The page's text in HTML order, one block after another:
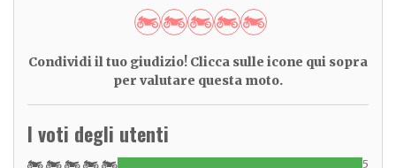
Condividi il tuo giudizio! Clicca sulle icone qui sopra
per valutare questa moto.
I voti degli utenti
5